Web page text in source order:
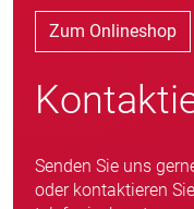
Zum Onlineshop
Senden Sie uns
oder kontaktieren